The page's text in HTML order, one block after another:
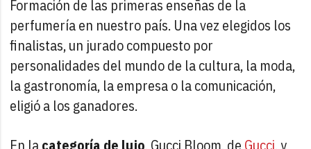
Formación de las primeras enseñas de la
perfumería en nuestro país. Una vez elegidos los
finalistas, un jurado compuesto por
personalidades del mundo de la cultura, la moda,
la gastronomía, la empresa o la comunicación,
eligió a los ganadores.
En lacategoría de lujo, Gucci Bloom, de Gucci, y